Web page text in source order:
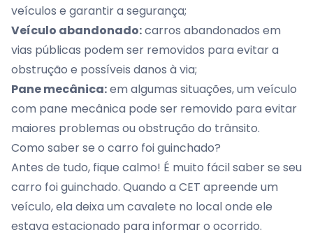
veículos e garantir a segurança;
Veículo abandonado:carros abandonados em
vias públicas podem ser removidos para evitar a
obstrução e possíveis danos à via;
Pane mecânica:em algumas situações, um veículo
com pane mecânica pode ser removido para evitar
maiores problemas ou obstrução do trânsito.
Como saber se o carro foi guinchado?
Antes de tudo, fique calmo! É muito fácil saber se seu
carro foi guinchado. Quando a CET apreende um
veículo, ela deixa um cavalete no local onde ele
estava estacionado para informar o ocorrido.